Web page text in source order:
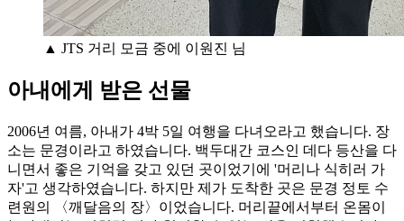
▲ JTS 거리 모금 중에 이원진 님
아내에게 받은 선물
2006년 여름, 아내가 4박 5일 여행을 다녀오라고 했습니다. 장
소는 문경이라고 하였습니다. 백두대간 코스인 데다 등산을 다
니면서 좋은 기억을 갖고 있던 곳이었기에 '머리나 식히러 가
자'고 생각하였습니다. 하지만 제가 도착한 곳은 문경 정토 수
련원의 〈깨달음의 장〉이었습니다. 머리끝에서부터 온몸이